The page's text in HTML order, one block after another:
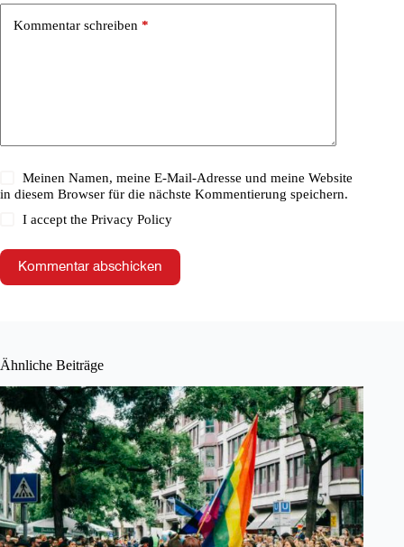
Kommentar schreiben *
Meinen Namen, meine E-Mail-Adresse und meine Website
in diesem Browser für die nächste Kommentierung speichern.
I accept thePrivacy Policy
Kommentar abschicken
Ähnliche Beiträge